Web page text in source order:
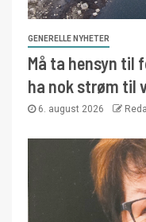
GENERELLE NYHETER
Må ta hensyn til
ha nok strøm til
6. august 2026